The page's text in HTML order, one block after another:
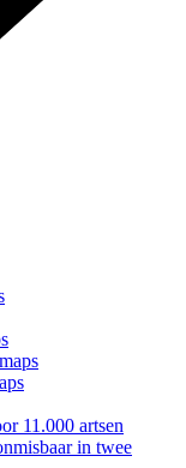
11.000 artsen
in twee